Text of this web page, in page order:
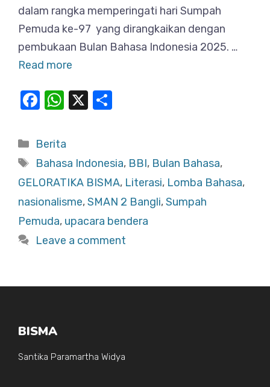
dalam rangka memperingati hari Sumpah
Pemuda ke-97 yang dirangkaikan dengan
pembukaan Bulan Bahasa Indonesia 2025. …
Read more
F
c
e
b
o
o
k
W
at
s
A
p
p
X
e
Categories
Berita
Tags
Bahasa Indonesia, BBI, Bulan Bahasa,
GELORATIKA BISMA, Literasi, Lomba Bahasa,
nasionalisme,SMAN 2 Bangli,Sumpah
Pemuda, upacara bendera
Leave a comment
BISMA
Santika Paramartha Widya